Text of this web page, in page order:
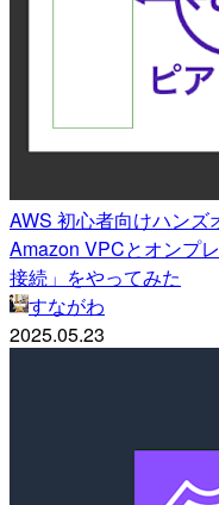
AWS 初心者向けハン
Amazon VPCとオンプ
接続」をやってみた
すながわ
2025.05.23